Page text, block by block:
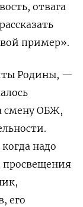
отвага
пример».
Родины, —
смену ОБЖ,
надо
его